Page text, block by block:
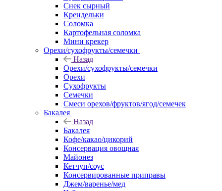
Снек сырный
Крендельки
Соломка
Картофельная соломка
Мини крекер
Орехи/сухофрукты/семечки
Назад
Орехи/сухофрукты/семечки
Орехи
Сухофрукты
Семечки
Смеси орехов/фруктов/ягод/семечек
Бакалея
Назад
Бакалея
Кофе/какао/цикорий
Консервация овощная
Майонез
Кетчуп/соус
Консервированные приправы
Джем/варенье/мед